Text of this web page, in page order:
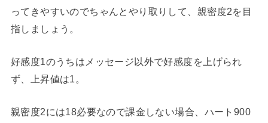
ってきやすいのでちゃんとやり取りして、親密度2を目
指しましょう。
好感度1のうちはメッセージ以外で好感度を上げられ
ず、上昇値は1。
親密度2には18必要なので課金しない場合、ハート900